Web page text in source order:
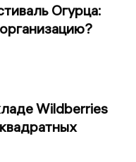
Огурца:
Wildberries